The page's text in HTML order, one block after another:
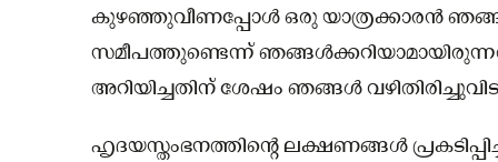
കുഴഞ്ഞുവീണപ്പോൾ ഒരു യാത്രക്കാരൻ
സമീപത്തുണ്ടെന്ന്
അറിയിച്ചതിന് ശേഷം ഞങ്ങൾ
ഹൃദയസ്തംഭനത്തിൻ്റെ ലക്ഷണങ്ങൾ